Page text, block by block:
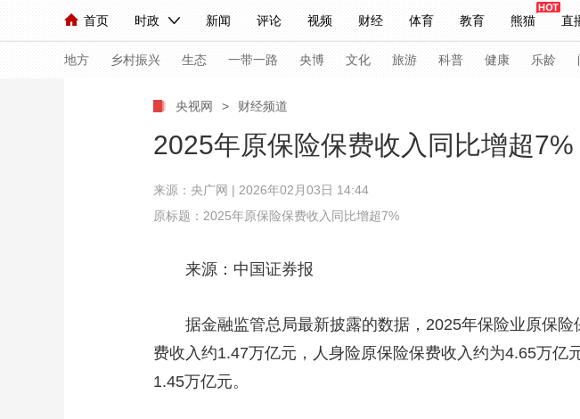
首页 时政 新闻 评论 视频 财经 体育 教育 熊猫 直
人民领袖习近平 联播+ 中国领导人 央视快评 习式妙语 热解读 天天学习
直播 栏目大全 节目单 听音 微视频 主持人 下载央视影音
海外频道 iPanda English Монгол
地方 乡村振兴 生态 一带一路 央博 文化 旅游 科普 健康 乐龄
小央视频 小央直播 直播中国
直播 竞猜 2026年世界杯 2026年冬奥会 CBA NBA 中
CCTV奥林匹克频道
央视网 > 财经频道
2025年原保险保费收入同比增超7%
来源：央广网 | 2026年02月03日 14:44
原标题：2025年原保险保费收入同比增超7%
来源：中国证券报
据金融监管总局最新披露的数据，2025年保险业原保险
费收入约1.47万亿元，人身险原保险保费收入约为4.65万
1.45万亿元。